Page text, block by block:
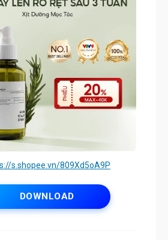
s.shopee.vn/809Xd5oA9P
DOWNLOAD